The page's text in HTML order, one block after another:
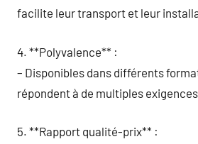
facilite leur transport et leur
4. **Polyvalence** :
– Disponibles dans différents
répondent à de multiples
5. **Rapport qualité-prix** :